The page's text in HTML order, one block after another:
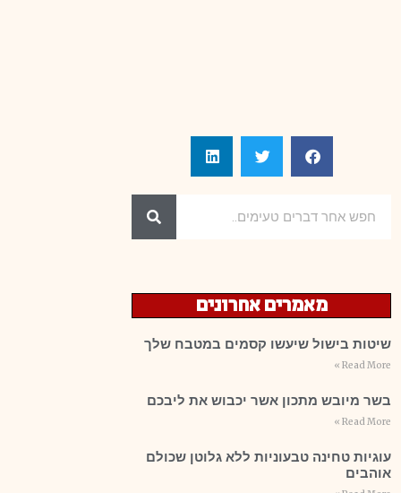
מאמרים אחרונים
שיטות בישול שיעשו קסמים במטבח שלך
Read More »
בשר מיובש מתכון אשר יכבוש את ליבכם
Read More »
עוגיות טחינה טבעוניות ללא גלוטן שכולם
אוהבים